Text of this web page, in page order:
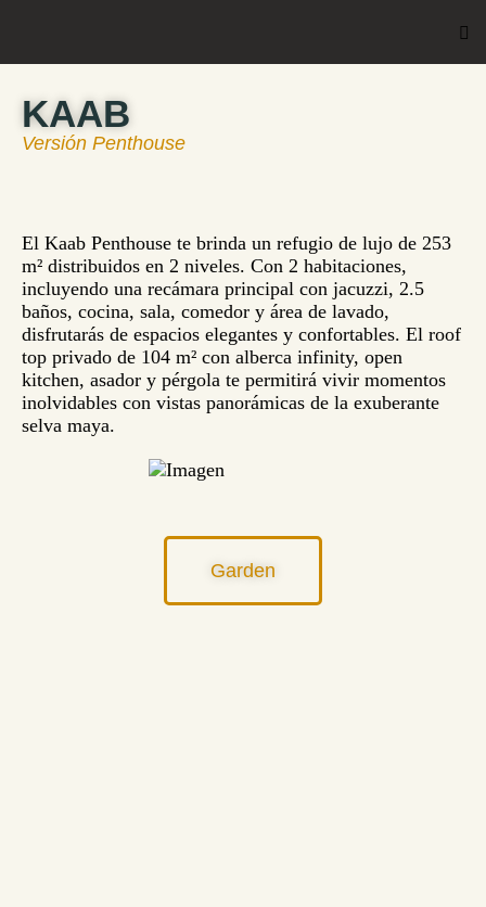
KAAB
Versión Penthouse
El Kaab Penthouse te brinda un refugio de lujo de 253
m² distribuidos en 2 niveles. Con 2 habitaciones,
incluyendo una recámara principal con jacuzzi, 2.5
baños, cocina, sala, comedor y área de lavado,
disfrutarás de espacios elegantes y confortables. El roof
top privado de 104 m² con alberca infinity, open
kitchen, asador y pérgola te permitirá vivir momentos
inolvidables con vistas panorámicas de la exuberante
selva maya.
Garden